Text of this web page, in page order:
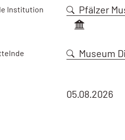
Institution Pfälzer
Museum
05.08.2026